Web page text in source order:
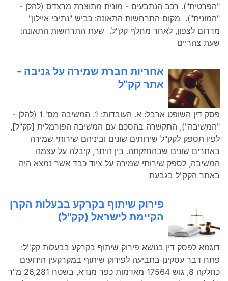
"הפרטית"). רכב הנתבעים - מונית מתוצרת מרצדס (להלן -
"המונית"). מקום התרחשות התאונה: כביש "נתיבי איילון"
מדרום לצפון, לאחר מחלף קק"ל. שעת התרחשות התאונה:
שעת צהריים
אחריות חברת שמירה על גניבה -
אתר קק''ל
פסק דין השופט ארבל: א. העובדות: 1. המשיבה מס' 1 (להלן -
"המשיבה"), התקשרה בהסכם עם המשיבה הפורמלית [קק"ל],
לפיו תספק לקק"ל שירותים שונים וביניהם שירותי שמירה
באתרים שונים שבהחזקתה. בין היתר, קיבלה על עצמה
המשיבה, לספק שירותי שמירה על ציוד כבד אשר נמצא היה
באתר הקק"ל בגבעת
פירוק שיתוף בקרקע בבעלות הקרן
הקיימת לישראל (קק''ל)
דוגמא לפסק דין בנושא פירוק שיתוף בקרקע בבעלות קק''ל:
פתח דבר עסקינן בתביעה לפירוק שיתוף במקרקעין הידועים
כחלקה 8, גוש 17564 מאדמות כפר מנדא, בשטח 26,281 מ"ר